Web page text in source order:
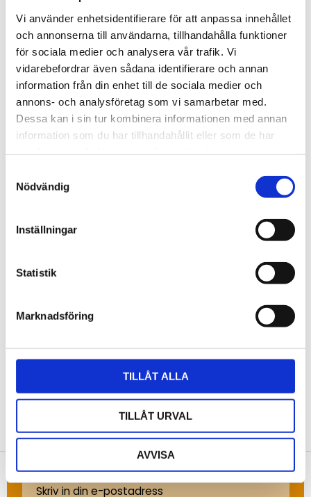
Vi använder enhetsidentifierare för att anpassa innehållet
och annonserna till användarna, tillhandahålla funktioner
för sociala medier och analysera vår trafik. Vi
vidarebefordrar även sådana identifierare och annan
information från din enhet till de sociala medier och
annons- och analysföretag som vi samarbetar med.
Dessa kan i sin tur kombinera informationen med annan
information som du har tillhandahållit eller som de har
Nödvändig
Inställningar
Statistik
Marknadsföring
TILLÅT ALLA
TILLÅT URVAL
AVVISA
(Gigabit & SFP)
STÄLL EN FRÅGA OM PRODUKTEN
Viktigaste egenskaper Kort teknisk
sammanfattning
I paketet
Omdömen
Anmäl dig till vårt nyhetsbrev och ta del av de